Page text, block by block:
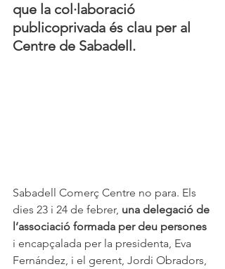
que la col·laboració
publicoprivada és clau per al
Centre de Sabadell.
Sabadell Comerç Centre no para. Els
dies 23 i 24 de febrer, una delegació de
l’associació formada per deu persones
i encapçalada per la presidenta, Eva
Fernández, i el gerent, Jordi Obradors,